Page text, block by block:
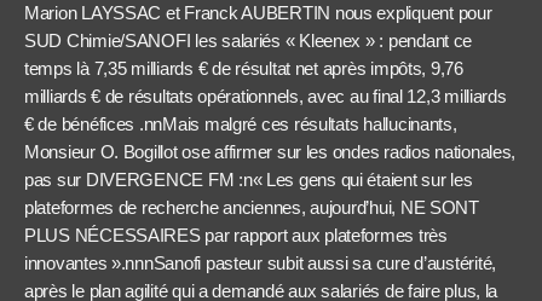
Marion LAYSSAC et Franck AUBERTIN nous expliquent pour
SUD Chimie/SANOFI les salariés « Kleenex » : pendant ce
temps là 7,35 milliards € de résultat net après impôts, 9,76
milliards € de résultats opérationnels, avec au final 12,3 milliards
€ de bénéfices .nnMais malgré ces résultats hallucinants,
Monsieur O. Bogillot ose affirmer sur les ondes radios nationales,
pas sur DIVERGENCE FM :n« Les gens qui étaient sur les
plateformes de recherche anciennes, aujourd’hui, NE SONT
PLUS NÉCESSAIRES par rapport aux plateformes très
innovantes ».nnnSanofi pasteur subit aussi sa cure d’austérité,
après le plan agilité qui a demandé aux salariés de faire plus, la